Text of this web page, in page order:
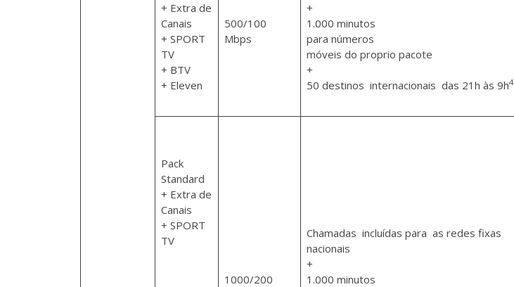
+ Extra de
Canais
+ SPORT
TV
+ BTV
+ Eleven
500/100
Mbps
+
1.000 minutos
para números
móveis do proprio pacote
+
50 destinos internacionais das 21h às 9h4
Pack
Standard
+ Extra de
Canais
+ SPORT
TV
1000/200
Chamadas incluídas para as redes fixas
nacionais
+
1.000 minutos